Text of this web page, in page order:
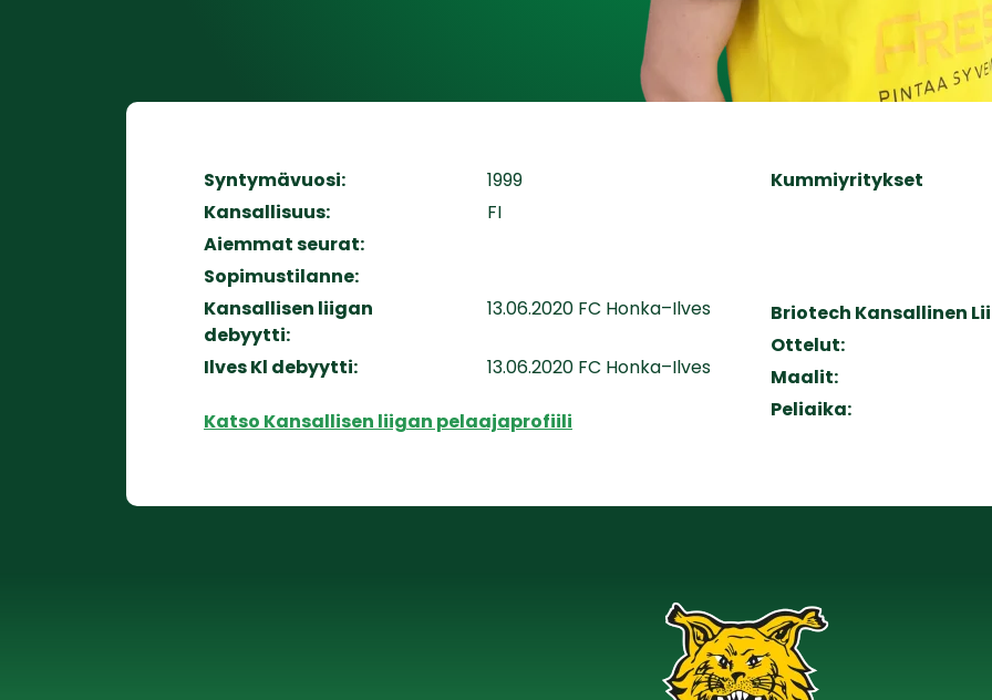
Syntymävuosi:
1999
Kansallisuus:
FI
Aiemmat seurat:
Sopimustilanne:
Kansallisen liigan
debyytti:
13.06.2020 FC Honka–Ilves
Ilves Kl debyytti: 13.06.2020 FC Honka–Ilves
Katso Kansallisen liigan pelaajaprofiili
Kummiyritykset
Briotech Kansallinen
Ottelut:
Maalit:
Peliaika: